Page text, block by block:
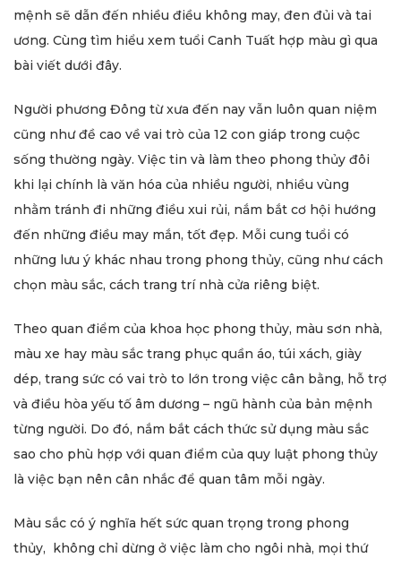
mệnh sẽ dẫn đến nhiều điều không may, đen đủi và tai
ương. Cùng tìm hiểu xem tuổi Canh Tuất hợp màu gì qua
bài viết dưới đây.
Người phương Đông từ xưa đến nay vẫn luôn quan niệm
cũng như đề cao về vai trò của 12 con giáp trong cuộc
sống thường ngày. Việc tin và làm theo phong thủy đôi
khi lại chính là văn hóa của nhiều người, nhiều vùng
nhằm tránh đi những điều xui rủi, nắm bắt cơ hội hướng
đến những điều may mắn, tốt đẹp. Mỗi cung tuổi có
những lưu ý khác nhau trong phong thủy, cũng như cách
chọn màu sắc, cách trang trí nhà cửa riêng biệt.
Theo quan điểm của khoa học phong thủy, màu sơn nhà,
màu xe hay màu sắc trang phục quần áo, túi xách, giày
dép, trang sức có vai trò to lớn trong việc cân bằng, hỗ trợ
và điều hòa yếu tố âm dương – ngũ hành của bản mệnh
từng người. Do đó, nắm bắt cách thức sử dụng màu sắc
sao cho phù hợp với quan điểm của quy luật phong thủy
là việc bạn nên cân nhắc để quan tâm mỗi ngày.
Màu sắc có ý nghĩa hết sức quan trọng trong phong
thủy, không chỉ dừng ở việc làm cho ngôi nhà, mọi thứ